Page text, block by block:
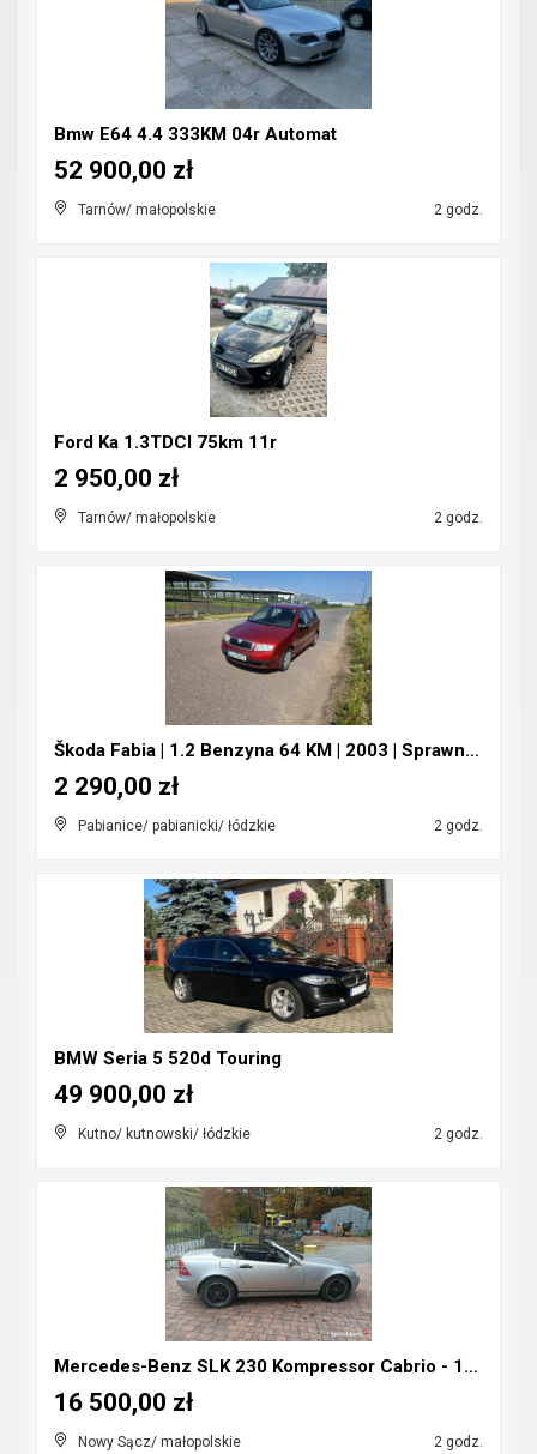
Bmw E64 4.4 333KM 04r Automat
Tarnów/ małopolskie 2 godz.
52 900,00 zł
Ford Ka 1.3TDCI 75km 11r
Tarnów/ małopolskie 2 godz.
2 950,00 zł
Škoda Fabia | 1.2 Benzyna 64 KM | 2003 | Sprawna |...
Pabianice/ pabianicki/ łódzkie 2 godz.
2 290,00 zł
BMW Seria 5 520d Touring
Kutno/ kutnowski/ łódzkie 2 godz.
49 900,00 zł
Mercedes-Benz SLK 230 Kompressor Cabrio - 1998r ka...
Nowy Sącz/ małopolskie 2 godz.
16 500,00 zł